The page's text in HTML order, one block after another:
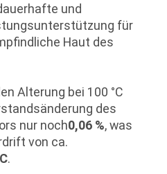
und
für
Haut des
Alterung bei 100 °C
des
nur noch0,06 %, was
von ca.
.